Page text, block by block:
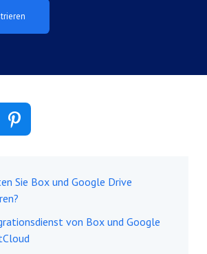
Sie Box und Google Drive
von Box und Google